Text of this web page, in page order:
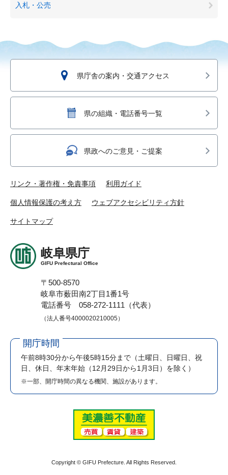
入札・公売
県庁舎の案内・交通アクセス
県の組織・電話番号一覧
県政へのご意見・ご提案
リンク・著作権・免責事項 利用ガイド
個人情報保護の考え方 ウェブアクセシビリティ方針
サイトマップ
岐阜県庁
GIFU Prefectural Office
〒500-8570
岐阜市薮田南2丁目1番1号
電話番号 058-272-1111（代表）
（法人番号4000020210005）
開庁時間
午前8時30分から午後5時15分まで （土曜日、日曜日、祝
日、休日、年末年始（12月29日から1月3日）を除く）
※一部、開庁時間の異なる機関、施設があります。
Copyright © GIFU Prefecture. All Rights Reserved.